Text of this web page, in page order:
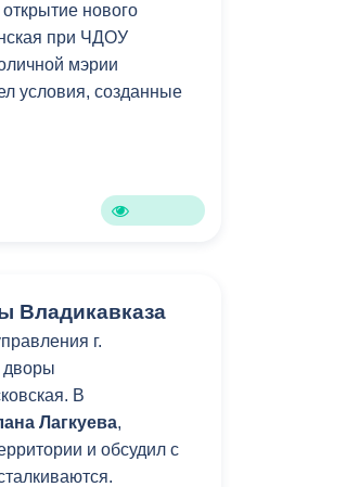
открытие нового
при ЧДОУ
мэрии
условия, созданные
Владикавказа
г.
дворы
В
Лагкуева,
и обсудил с